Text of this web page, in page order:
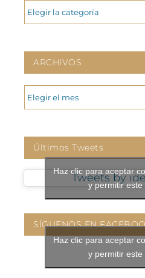
CATEGORIAS
ARCHIVOS
ARCHIVOS
Últimos Tweets
Tweets by
Haz clic para aceptar
y permitir este
SÍGUENOS EN
Haz clic para aceptar
y permitir este